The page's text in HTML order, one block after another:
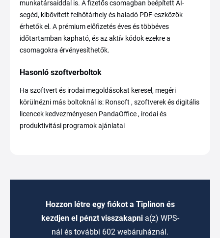
munkatársaiddal is. A fizetős csomagban beépített AI-
segéd, kibővített felhőtárhely és haladó PDF-eszközök
érhetők el. A prémium előfizetés éves és többéves
időtartamban kapható, és az aktív kódok ezekre a
csomagokra érvényesíthetők.
Hasonló szoftverboltok
Ha szoftvert és irodai megoldásokat keresel, megéri
körülnézni más boltoknál is: Ronsoft , szoftverek és digitális
licencek kedvezményesen PandaOffice , irodai és
produktivitási programok ajánlatai
Hozzon létre egy fiókot a Tiplinon és
kezdjen el pénzt visszakapni a(z) WPS-
nál és további 602 webáruháznál.